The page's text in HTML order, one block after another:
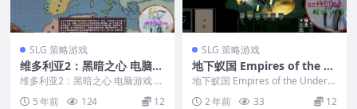
SLG 策略游戏
维多利亚2：黑暗之心 电脑游
戏 简体中文版 支援win11 wi
n10 win7
维多利亚2：黑暗之心 电脑游戏 简
体中文版 支援win11 win10 win7...
5 年前 124 12
SLG 策略游戏
地下蚁国 Empires of the U
ndergrowth PC电脑游戏 适
用WIN11 WIN10
地下蚁国 Empires of the Undergr
2 年前 33 12